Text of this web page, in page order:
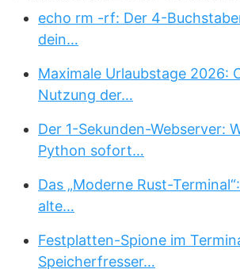
echo rm -rf: Der 4-
dein…
Maximale Urlaubstage 2026:
Nutzung der…
Der 1-Sekunden-Webserver:
Python sofort…
Das „Moderne Rust-
alte…
Festplatten-Spione im
Speicherfresser…